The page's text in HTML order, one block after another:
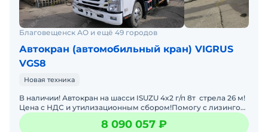
Благовещенск АО и ещё 49 городов
Автокран (автомобильный кран) VIGRUS
VGS8
Новая техника
В наличии! Автокран на шасси ISUZU 4x2 г/п 8т стрела 26 м!
Цена с НДС и утилизационным сбором!Помогу с лизингом.
Гарантия 12 месяцев.Подберем и привезем те
8 090 057 ₽